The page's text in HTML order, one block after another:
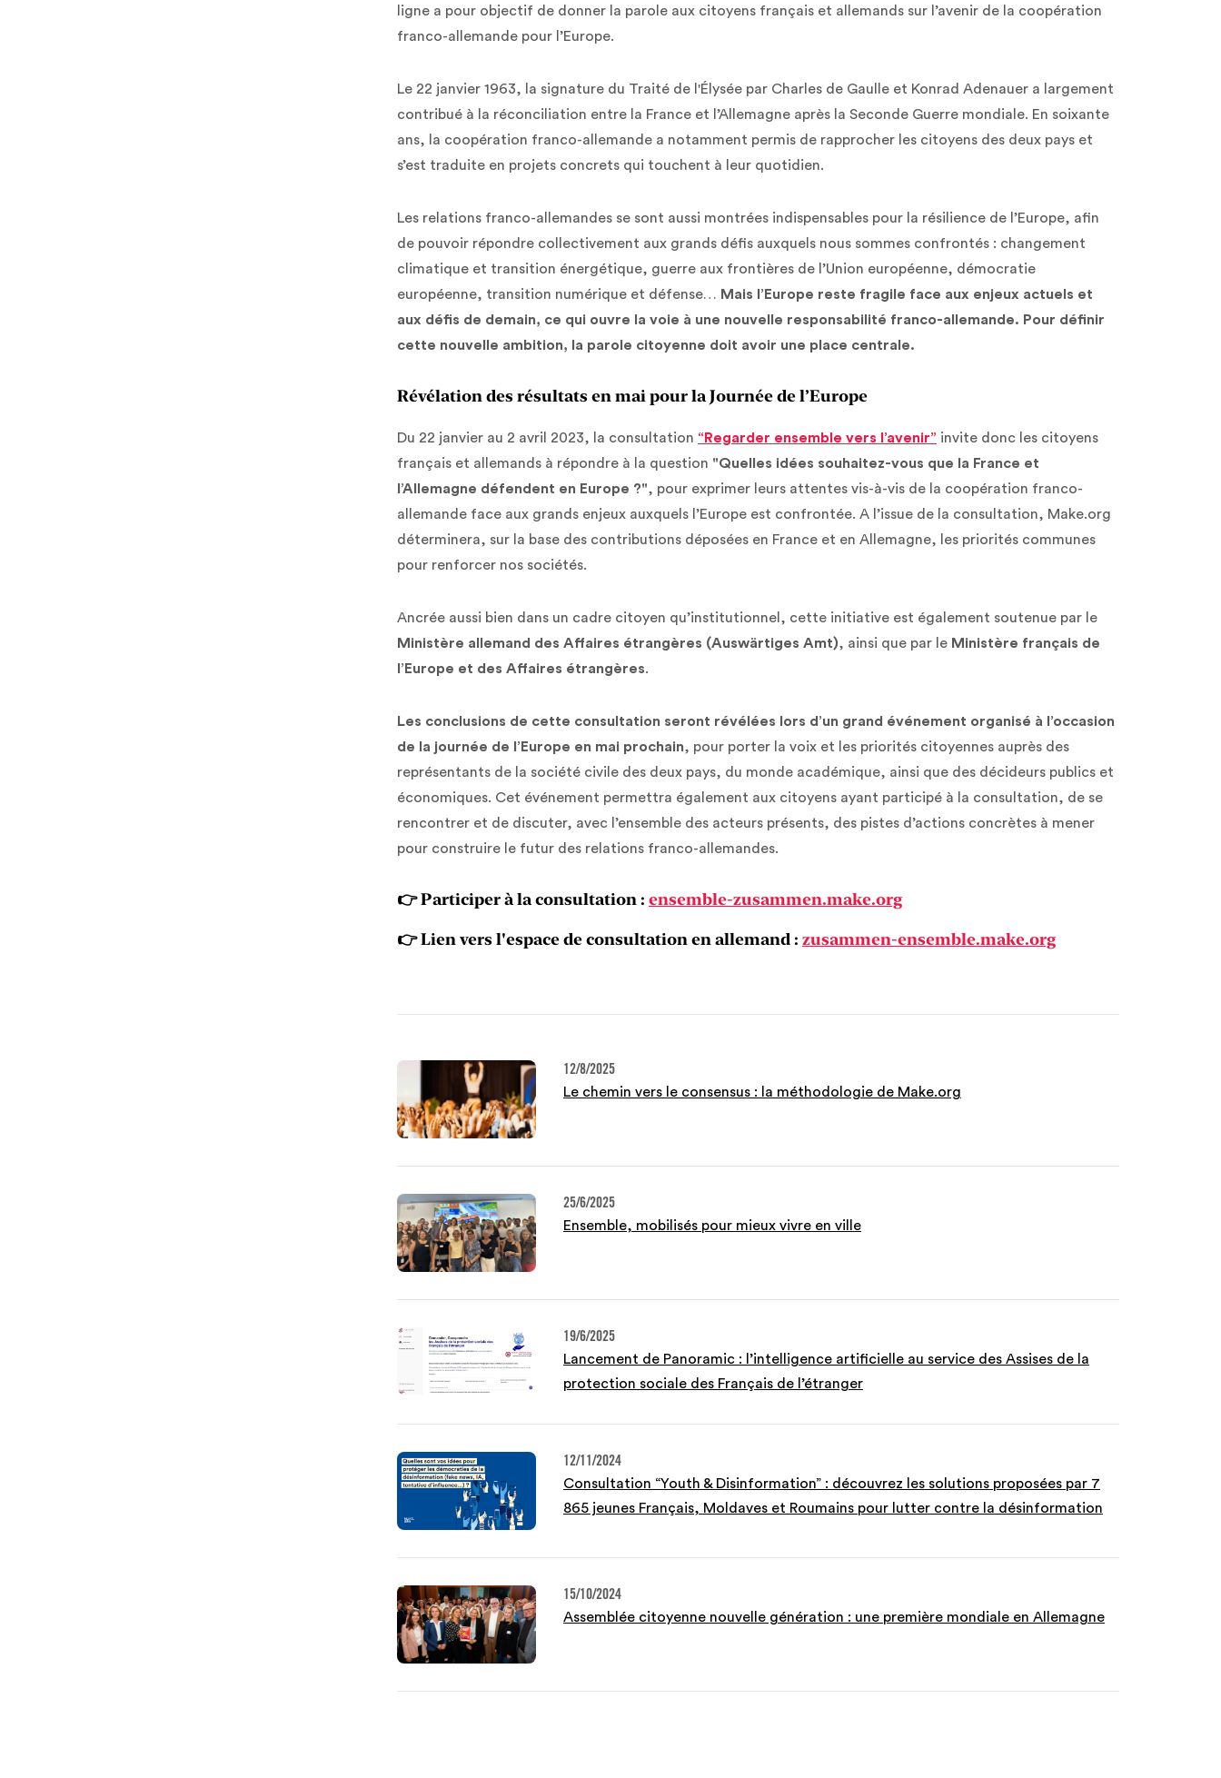
ligne a pour objectif de donner la parole aux citoyens français et allemands sur l’avenir de la coopération
franco-allemande pour l’Europe.
Le 22 janvier 1963, la signature du Traité de l'Élysée par Charles de Gaulle et Konrad Adenauer a largement
contribué à la réconciliation entre la France et l’Allemagne après la Seconde Guerre mondiale. En soixante
ans, la coopération franco-allemande a notamment permis de rapprocher les citoyens des deux pays et
s’est traduite en projets concrets qui touchent à leur quotidien.
Les relations franco-allemandes se sont aussi montrées indispensables pour la résilience de l’Europe, afin
de pouvoir répondre collectivement aux grands défis auxquels nous sommes confrontés : changement
climatique et transition énergétique, guerre aux frontières de l’Union européenne, démocratie
européenne, transition numérique et défense… Mais l’Europe reste fragile face aux enjeux actuels et
aux défis de demain, ce qui ouvre la voie à une nouvelle responsabilité franco-allemande. Pour définir
cette nouvelle ambition, la parole citoyenne doit avoir une place centrale.
Révélation des résultats en mai pour la Journée de l’Europe
Du 22 janvier au 2 avril 2023, la consultation “Regarder ensemble vers l’avenir” invite donc les citoyens
français et allemands à répondre à la question "Quelles idées souhaitez-vous que la France et
l’Allemagne défendent en Europe ?", pour exprimer leurs attentes vis-à-vis de la coopération franco-
allemande face aux grands enjeux auxquels l’Europe est confrontée. A l’issue de la consultation, Make.org
déterminera, sur la base des contributions déposées en France et en Allemagne, les priorités communes
pour renforcer nos sociétés.
Ancrée aussi bien dans un cadre citoyen qu’institutionnel, cette initiative est également soutenue par le
Ministère allemand des Affaires étrangères (Auswärtiges Amt), ainsi que par le Ministère français de
l’Europe et des Affaires étrangères.
Les conclusions de cette consultation seront révélées lors d’un grand événement organisé à l’occasion
de la journée de l’Europe en mai prochain, pour porter la voix et les priorités citoyennes auprès des
représentants de la société civile des deux pays, du monde académique, ainsi que des décideurs publics et
économiques. Cet événement permettra également aux citoyens ayant participé à la consultation, de se
rencontrer et de discuter, avec l’ensemble des acteurs présents, des pistes d’actions concrètes à mener
pour construire le futur des relations franco-allemandes.
👉 Participer à la consultation : ensemble-zusammen.make.org
👉 Lien vers l'espace de consultation en allemand : zusammen-ensemble.make.org
12/8/2025
Le chemin vers le consensus : la méthodologie de Make.org
25/6/2025
Ensemble, mobilisés pour mieux vivre en ville
19/6/2025
Lancement de Panoramic : l’intelligence artificielle au service des Assises de la
protection sociale des Français de l’étranger
12/11/2024
Consultation “Youth & Disinformation” : découvrez les solutions proposées par 7
865 jeunes Français, Moldaves et Roumains pour lutter contre la désinformation
15/10/2024
Assemblée citoyenne nouvelle génération : une première mondiale en Allemagne